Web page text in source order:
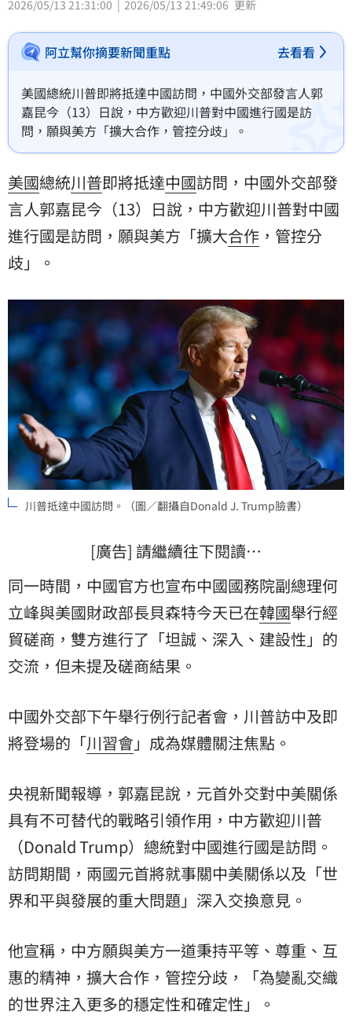
2026/05/13 21:31:00 2026/05/13 21:49:06 更新
阿立幫你摘要新聞重點 去看看
美國總統川普即將抵達中國訪問，中國外交部發言人郭
嘉昆今（13）日說，中方歡迎川普對中國進行國是訪
問，願與美方「擴大合作，管控分歧」。
美國總統川普即將抵達中國訪問，中國外交部發
言人郭嘉昆今（13）日說，中方歡迎川普對中國
進行國是訪問，願與美方「擴大合作 ，管控分
歧」。
川普抵達中國訪問。（圖／翻攝自Donald J. Trump臉書）
[廣告] 請繼續往下閱讀…
同一時間，中國官方也宣布中國國務院副總理何
立峰與美國財政部長貝森特今天已在韓國舉行經
貿磋商，雙方進行了「坦誠、深入、建設性」的
交流，但未提及磋商結果。
中國外交部下午舉行例行記者會，川普訪中及即
將登場的「川習會」成為媒體關注焦點。
央視新聞報導，郭嘉昆說，元首外交對中美關係
具有不可替代的戰略引領作用，中方歡迎川普
（Donald Trump）總統對中國進行國是訪問。
訪問期間，兩國元首將就事關中美關係以及「世
界和平與發展的重大問題」深入交換意見。
他宣稱，中方願與美方一道秉持平等、尊重、互
惠的精神，擴大合作，管控分歧，「為變亂交織
的世界注入更多的穩定性和確定性」。